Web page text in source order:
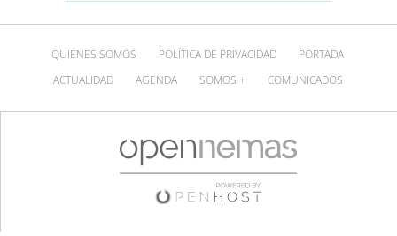
QUIÉNES SOMOS POLÍTICA DE PRIVACIDAD
PORTADA
ACTUALIDAD
AGENDA SOMOS + COMUNICADOS